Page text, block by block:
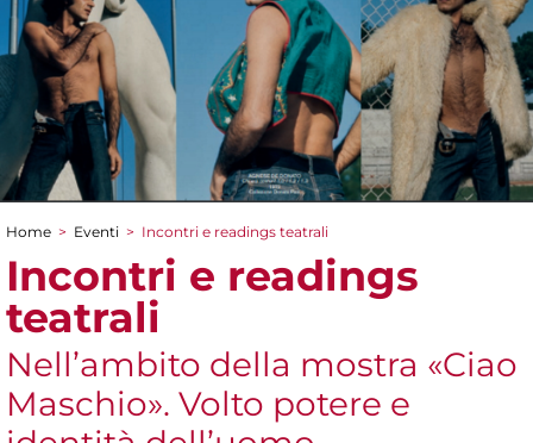
Tu sei qui
Home > Eventi > Incontri e readings teatrali
Incontri e readings
teatrali
Nell’ambito della mostra «Ciao
Maschio». Volto potere e